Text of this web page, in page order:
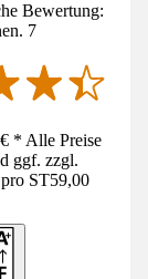
Bewertung:
7
* Alle Preise
ggf. zzgl.
ST59,00